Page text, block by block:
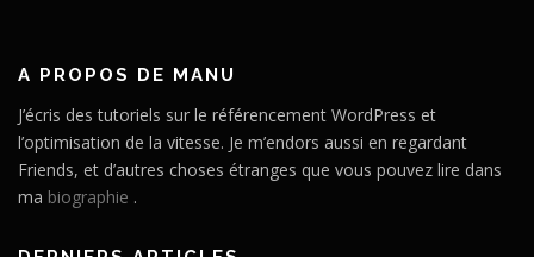
A PROPOS DE MANU
J’écris des tutoriels sur le référencement WordPress et
l’optimisation de la vitesse. Je m’endors aussi en regardant
Friends, et d’autres choses étranges que vous pouvez lire dans
ma biographie .